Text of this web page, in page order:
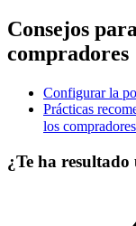
Consejos
compradores
Configurar la
Prácticas
los compradores
¿Te ha